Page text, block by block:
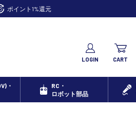
ポイント1%還元
LOGIN CART
・
RC・
ロボット部品